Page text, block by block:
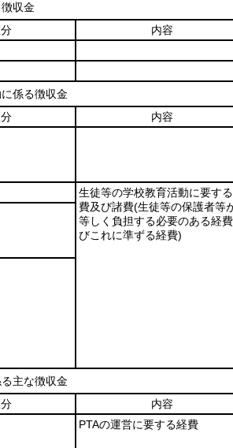
収金
内容
係る徴収金
内容
生徒等の学校教育活動に要す
費及び諸費(生徒等の保護者等
等しく負担する必要のある経
びこれに準ずる経費)
主な徴収金
内容
PTAの運営に要する経費